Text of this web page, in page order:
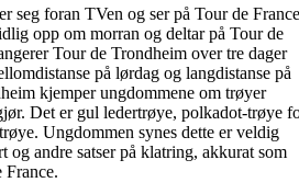
seg foran TVen og ser på Tour de
opp om morran og deltar på Tour de
Tour de Trondheim over tre dager
på lørdag og langdistanse på
kjemper ungdommene om trøyer
Det er gul ledertrøye, polkadot-trøye
Ungdommen synes dette er veldig
og andre satser på klatring, akkurat som